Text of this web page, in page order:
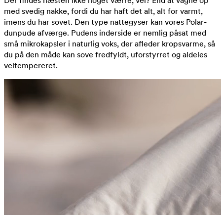
med svedig nakke, fordi du har haft det alt, alt for varmt,
imens du har sovet. Den type nattegyser kan vores Polar-
dunpude afværge. Pudens inderside er nemlig påsat med
små mikrokapsler i naturlig voks, der afleder kropsvarme, så
du på den måde kan sove fredfyldt, uforstyrret og aldeles
veltempereret.